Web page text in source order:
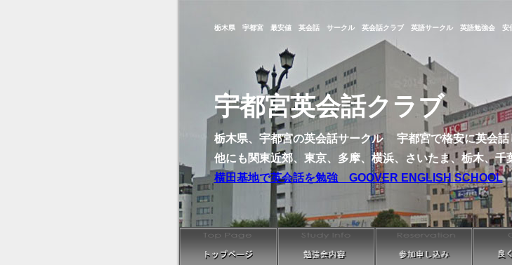
栃木県 宇都宮 最安値 英会話 サークル 英会話クラブ 英語サークル 英語勉強会 安
宇都宮英会話クラブ
栃木県、宇都宮の英会話サークル 宇都宮で格安に英会話
他にも関東近郊、東京、多摩、横浜、さいたま、栃木、千
横田基地で英会話を勉強 GOOVER ENGLISH SCHOOL